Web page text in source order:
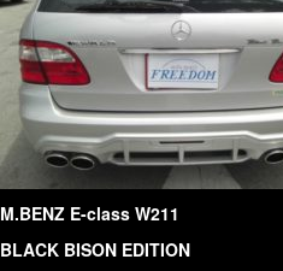
M.BENZ E-class W211
BLACK BISON EDITION